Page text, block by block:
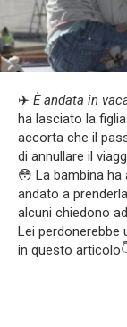
✈️ È andata in
ha lasciato la
accorta che il
di annullare il
😳 La bambina
andato a
alcuni chiedono
Lei perdonerebbe
in questo